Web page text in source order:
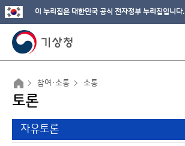
이 누리집은 대한민국 공식 전자정부 누리집입니다.
참여·소통 소통
토론
자유토론